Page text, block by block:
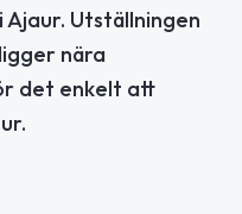
Utställningen
nära
det enkelt att